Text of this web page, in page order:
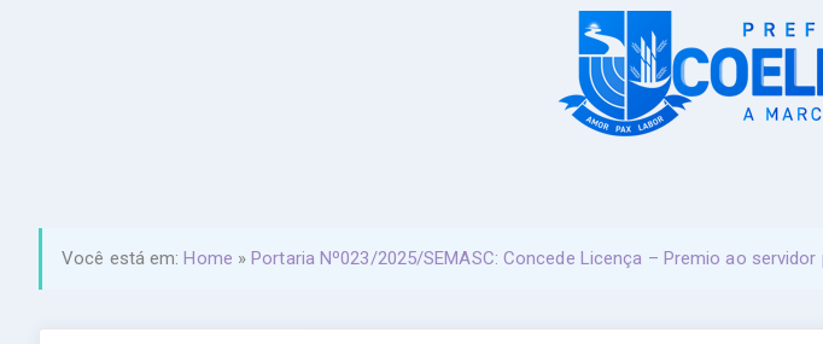
Você está em:Home »Portaria Nº023/2025/SEMASC: Concede Licença – Premio ao